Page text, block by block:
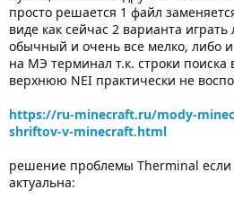
просто решается 1 файл
виде как сейчас 2 варианта
обычный и очень все мелко, либо
на МЭ терминал т.к. строки поиска
верхнюю NEI практически не
https://ru-minecraft.ru/mody-
shriftov-v-minecraft.html
решение проблемы Therminal
актуальна: